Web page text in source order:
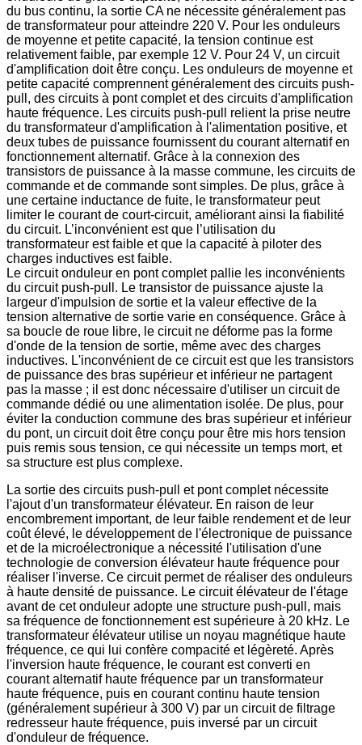
du bus continu, la sortie CA ne nécessite généralement pas
de transformateur pour atteindre 220 V. Pour les onduleurs
de moyenne et petite capacité, la tension continue est
relativement faible, par exemple 12 V. Pour 24 V, un circuit
d'amplification doit être conçu. Les onduleurs de moyenne et
petite capacité comprennent généralement des circuits push-
pull, des circuits à pont complet et des circuits d'amplification
haute fréquence. Les circuits push-pull relient la prise neutre
du transformateur d'amplification à l'alimentation positive, et
deux tubes de puissance fournissent du courant alternatif en
fonctionnement alternatif. Grâce à la connexion des
transistors de puissance à la masse commune, les circuits de
commande et de commande sont simples. De plus, grâce à
une certaine inductance de fuite, le transformateur peut
limiter le courant de court-circuit, améliorant ainsi la fiabilité
du circuit. L’inconvénient est que l’utilisation du
transformateur est faible et que la capacité à piloter des
charges inductives est faible.
Le circuit onduleur en pont complet pallie les inconvénients
du circuit push-pull. Le transistor de puissance ajuste la
largeur d'impulsion de sortie et la valeur effective de la
tension alternative de sortie varie en conséquence. Grâce à
sa boucle de roue libre, le circuit ne déforme pas la forme
d'onde de la tension de sortie, même avec des charges
inductives. L'inconvénient de ce circuit est que les transistors
de puissance des bras supérieur et inférieur ne partagent
pas la masse ; il est donc nécessaire d'utiliser un circuit de
commande dédié ou une alimentation isolée. De plus, pour
éviter la conduction commune des bras supérieur et inférieur
du pont, un circuit doit être conçu pour être mis hors tension
puis remis sous tension, ce qui nécessite un temps mort, et
sa structure est plus complexe.
La sortie des circuits push-pull et pont complet nécessite
l'ajout d'un transformateur élévateur. En raison de leur
encombrement important, de leur faible rendement et de leur
coût élevé, le développement de l'électronique de puissance
et de la microélectronique a nécessité l'utilisation d'une
technologie de conversion élévateur haute fréquence pour
réaliser l'inverse. Ce circuit permet de réaliser des onduleurs
à haute densité de puissance. Le circuit élévateur de l'étage
avant de cet onduleur adopte une structure push-pull, mais
sa fréquence de fonctionnement est supérieure à 20 kHz. Le
transformateur élévateur utilise un noyau magnétique haute
fréquence, ce qui lui confère compacité et légèreté. Après
l'inversion haute fréquence, le courant est converti en
courant alternatif haute fréquence par un transformateur
haute fréquence, puis en courant continu haute tension
(généralement supérieur à 300 V) par un circuit de filtrage
redresseur haute fréquence, puis inversé par un circuit
d'onduleur de fréquence.